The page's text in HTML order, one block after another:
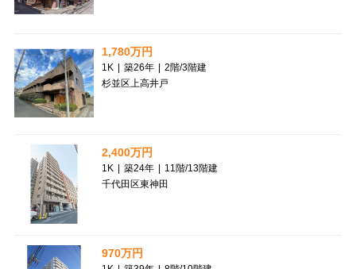
1,780万円
1K | 築26年 | 2階/3階建
杉並区上高井戸
2,400万円
1K | 築24年 | 11階/13階建
千代田区東神田
970万円